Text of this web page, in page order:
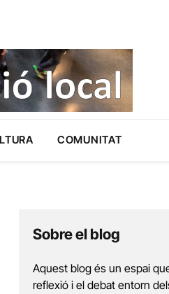
COMUNITAT
Sobre el blog
Aquest blog és un espai
reflexió i el debat entorn